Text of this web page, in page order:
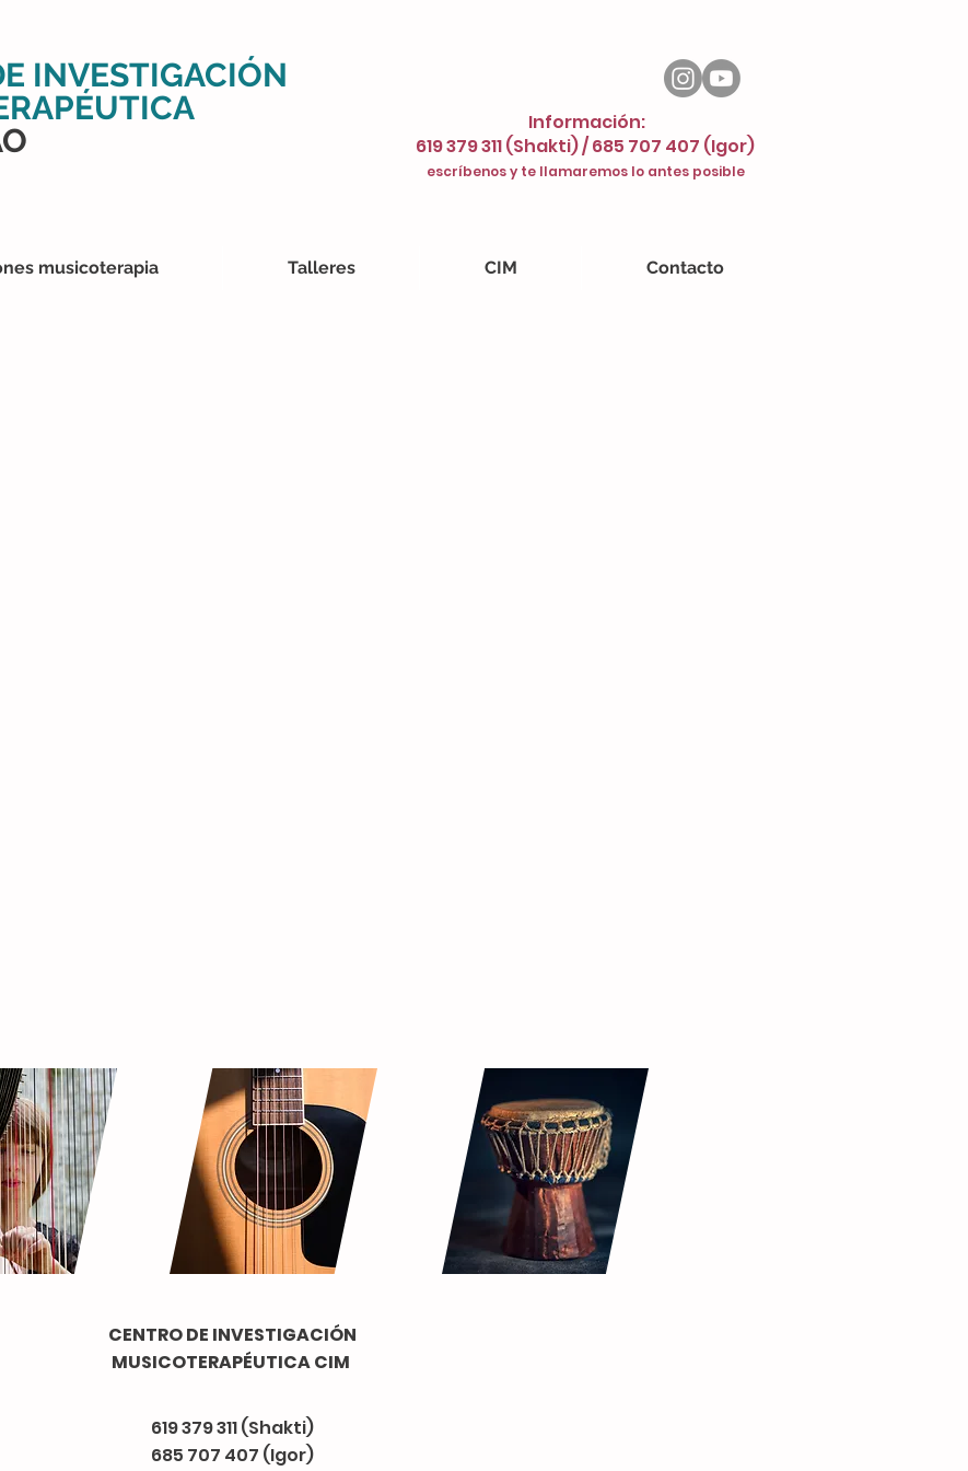
INVESTIGACIÓN
Información:
619 379 311 (Shakti) / 685 707 407 (Igor)
escríbenos y te llamaremos lo antes posible
musicoterapia Talleres CIM Contacto
CENTRO DE INVESTIGACIÓN
MUSICOTERAPÉUTICA CIM
​619 379 311 (Shakti)
685 707 407 (Igor)